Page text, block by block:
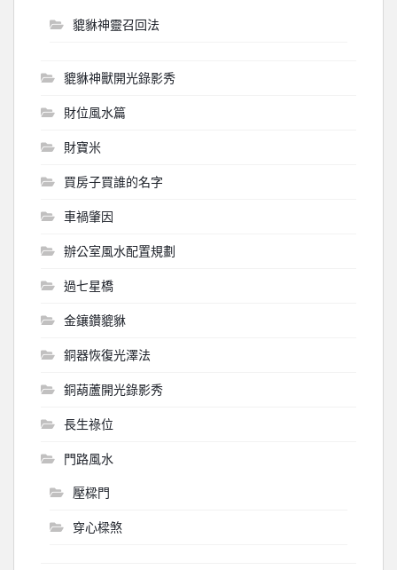
貔貅神靈召回法
貔貅神獸開光錄影秀
財位風水篇
財寶米
買房子買誰的名字
車禍肇因
辦公室風水配置規劃
過七星橋
金鑲鑽貔貅
銅器恢復光澤法
銅葫蘆開光錄影秀
長生祿位
門路風水
壓樑門
穿心樑煞